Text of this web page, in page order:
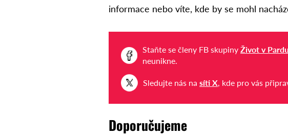
informace nebo víte, kde by se mohl
Staňte se členy FB skupinyŽivot v
neunikne.
Sledujte nás nasíti X, kde pro vás
Doporučujeme